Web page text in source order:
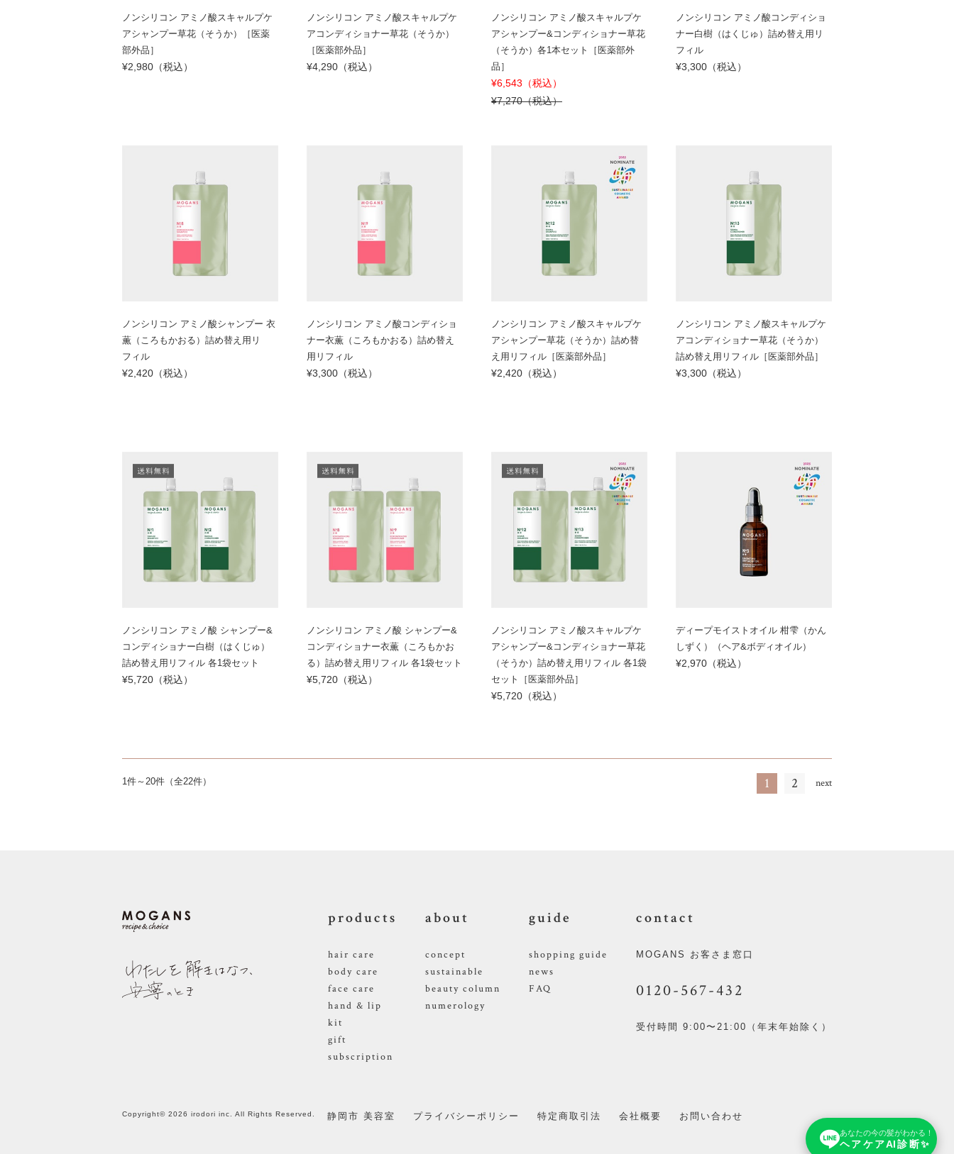
あなたの今の髪がわかる！
ヘアケアAI診断✨
ノンシリコン アミノ酸スキャルプケ
アシャンプー草花（そうか）［医薬
部外品］
¥2,980（税込）
ノンシリコン アミノ酸スキャルプケ
アコンディショナー草花（そうか）
［医薬部外品］
¥4,290（税込）
ノンシリコン アミノ酸スキャルプケ
アシャンプー&コンディショナー草花
（そうか）各1本セット［医薬部外
品］
¥6,543（税込）
¥7,270（税込）
ノンシリコン アミノ酸コンディショ
ナー白樹（はくじゅ）詰め替え用リ
フィル
¥3,300（税込）
ノンシリコン アミノ酸シャンプー 衣
薫（ころもかおる）詰め替え用リ
フィル
¥2,420（税込）
ノンシリコン アミノ酸コンディショ
ナー衣薫（ころもかおる）詰め替え
用リフィル
¥3,300（税込）
ノンシリコン アミノ酸スキャルプケ
アシャンプー草花（そうか）詰め替
え用リフィル［医薬部外品］
¥2,420（税込）
ノンシリコン アミノ酸スキャルプケ
アコンディショナー草花（そうか）
詰め替え用リフィル［医薬部外品］
¥3,300（税込）
ノンシリコン アミノ酸 シャンプー&
コンディショナー白樹（はくじゅ）
詰め替え用リフィル 各1袋セット
¥5,720（税込）
ノンシリコン アミノ酸 シャンプー&
コンディショナー衣薫（ころもかお
る）詰め替え用リフィル 各1袋セット
¥5,720（税込）
ノンシリコン アミノ酸スキャルプケ
アシャンプー&コンディショナー草花
（そうか）詰め替え用リフィル 各1袋
セット［医薬部外品］
¥5,720（税込）
ディープモイストオイル 柑雫（かん
しずく）（ヘア&ボディオイル）
¥2,970（税込）
1件～20件（全22件） 1 2 next
products
hair care
body care
face care
hand & lip
kit
gift
subscription
about
concept
sustainable
beauty column
numerology
guide
shopping guide
news
FAQ
contact
MOGANS お客さま窓口
0120-567-432
受付時間 9:00〜21:00（年末年始除く）
Copyright© 2026 irodori inc. All Rights Reserved. 静岡市 美容室 プライバシーポリシー 特定商取引法 会社概要 お問い合わせ